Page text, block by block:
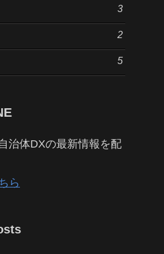
3
2
5
治体DXの最新情報を配
ら